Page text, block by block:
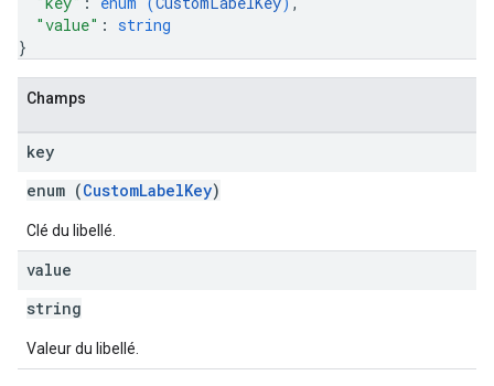
"value" : string
}
Champs
key
enum (CustomLabelKey)
Clé du libellé.
value
string
Valeur du libellé.